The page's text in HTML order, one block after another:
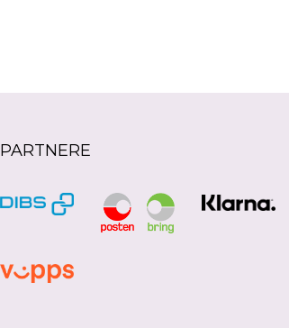
PARTNERE